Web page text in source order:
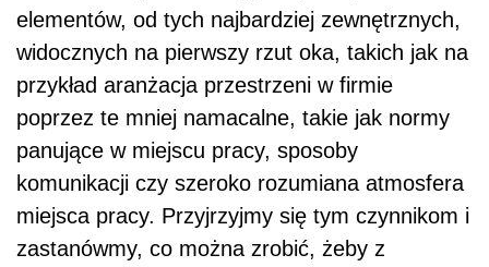
elementów, od tych najbardziej zewnętrznych,
widocznych na pierwszy rzut oka, takich jak na
przykład aranżacja przestrzeni w firmie
poprzez te mniej namacalne, takie jak normy
panujące w miejscu pracy, sposoby
komunikacji czy szeroko rozumiana atmosfera
miejsca pracy. Przyjrzyjmy się tym czynnikom i
zastanówmy, co można zrobić, żeby z